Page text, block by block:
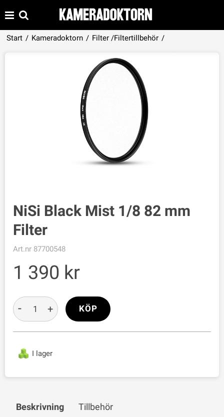
Start / Kameradoktorn / Filter /Filtertillbehör /
Produkten har lagts i din varukorg
VISA VARUKORGEN
NiSi Black Mist 1/8 82 mm
Filter
Art.nr 87700548
1 390
I lager
- + KÖP
Beskrivning Tillbehör